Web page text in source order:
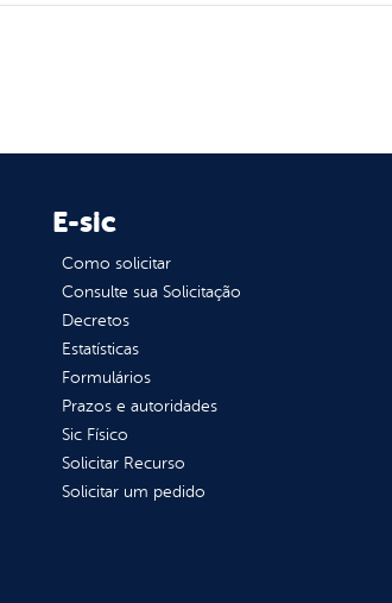
E-sic
Como solicitar
Consulte sua Solicitação
Decretos
Estatísticas
Formulários
Prazos e autoridades
Sic Físico
Solicitar Recurso
Solicitar um pedido